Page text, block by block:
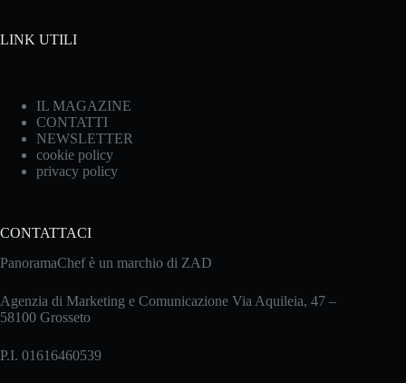
LINK UTILI
IL MAGAZINE
CONTATTI
NEWSLETTER
cookie policy
privacy policy
CONTATTACI
PanoramaChef è un marchio di ZAD
Agenzia di Marketing e Comunicazione Via Aquileia, 47 –
58100 Grosseto
P.I. 01616460539